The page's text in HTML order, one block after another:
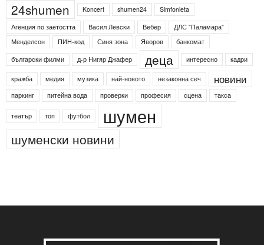
24shumen Koncert shumen24
Simfonieta
Агенция по заетостта
Васил Левски Вебер
ДЛС "Паламара"
Менделсон
ПИН-код Синя зона Яворов
банкомат
български филми
д-р Нигяр Джафер деца интересно кадри
кражба медия музика най-новото незаконна сеч новини
паркинг питейна вода проверки професия сцена такса
театър топ футбол шумен
шуменски новини